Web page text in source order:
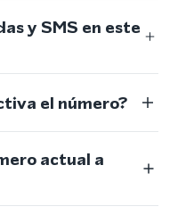
y SMS en este
el número?
actual a